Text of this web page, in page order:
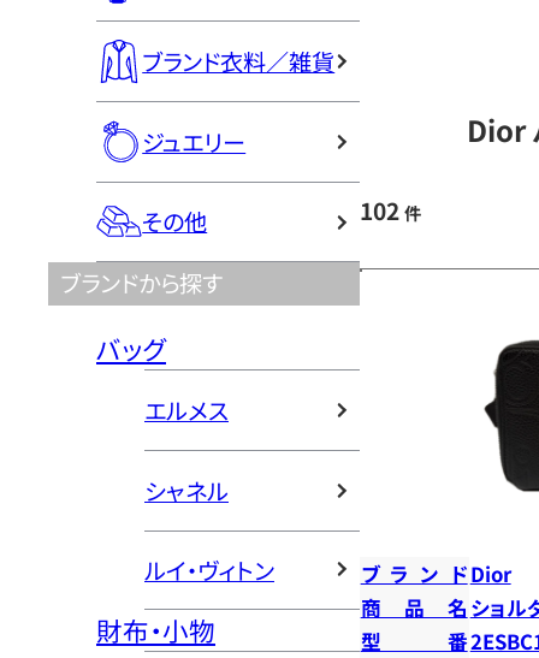
ブランド衣料／雑貨
ジュエリー
その他
ブランドから探す
バッグ
エルメス
シャネル
ルイ・ヴィトン
財布・小物
Dior
102 件
ブランドDior
商品名 ショル
型番